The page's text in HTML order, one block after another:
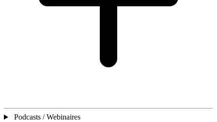
Podcasts / Webinaires